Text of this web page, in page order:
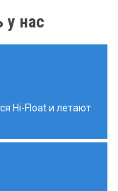
у нас
Hi-Float и летают